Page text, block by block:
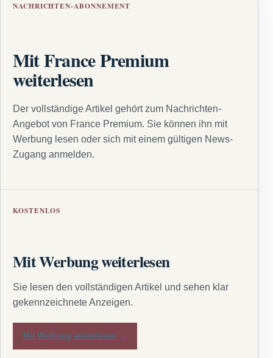
NACHRICHTEN-ABONNEMENT
Mit France Premium
weiterlesen
Der vollständige Artikel gehört zum Nachrichten-
Angebot von France Premium. Sie können ihn mit
Werbung lesen oder sich mit einem gültigen News-
Zugang anmelden.
KOSTENLOS
Mit Werbung weiterlesen
Sie lesen den vollständigen Artikel und sehen klar
gekennzeichnete Anzeigen.
Mit Werbung weiterlesen →